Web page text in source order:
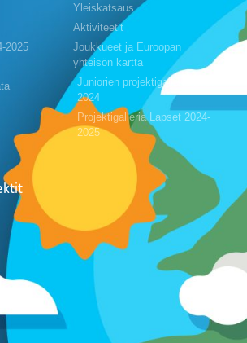
2025
Yleiskatsaus
Aktiviteetit
Joukkueet ja Euroopan
yhteisön kartta
Juniorien projektigalleria 2023-
2024
Projektigalleria Lapset 2024-
2025